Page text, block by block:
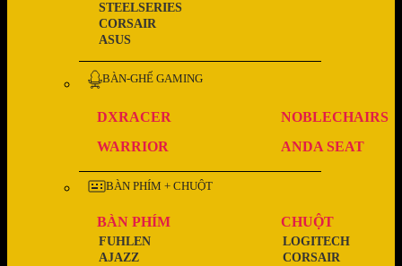
ASUS
CORSAIR
STEELSERIES
BÀN-GHẾ GAMING
DXRACER
NOBLECHAIRS
WARRIOR
ANDA SEAT
BÀN PHÍM + CHUỘT
BÀN PHÍM
AJAZZ
FUHLEN
CHUỘT
CORSAIR
LOGITECH